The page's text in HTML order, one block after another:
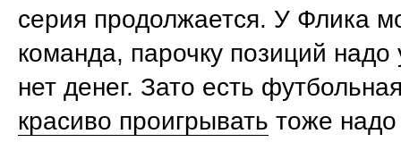
серия продолжается. У Флика
команда, парочку позиций надо
нет денег. Зато есть
красиво проигрывать тоже